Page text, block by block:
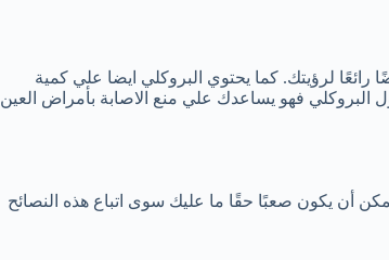
رائعًا لرؤيتك. كما يحتوي البروكلي ايضا علي كمية
البروكلي فهو يساعدك علي منع الاصابة بأمراض العين
أن يكون صعبًا حقًا ما عليك سوى اتباع هذه النصائح